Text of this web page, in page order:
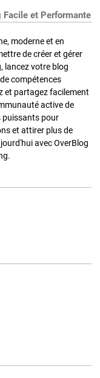
et Performante
moderne et en
de créer et gérer
lancez votre blog
compétences
et partagez facilement
active de
puissants pour
et attirer plus de
avec OverBlog